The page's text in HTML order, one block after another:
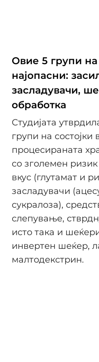
Овие 5 групи
најопасни:
засладувачи,
обработка
Студијата
групи на состојки
процесираната
со зголемен
вкус (глутамат и
засладувачи
сукралоза),
слепување,
исто така и
инвертен шеќер,
малтодекстрин.